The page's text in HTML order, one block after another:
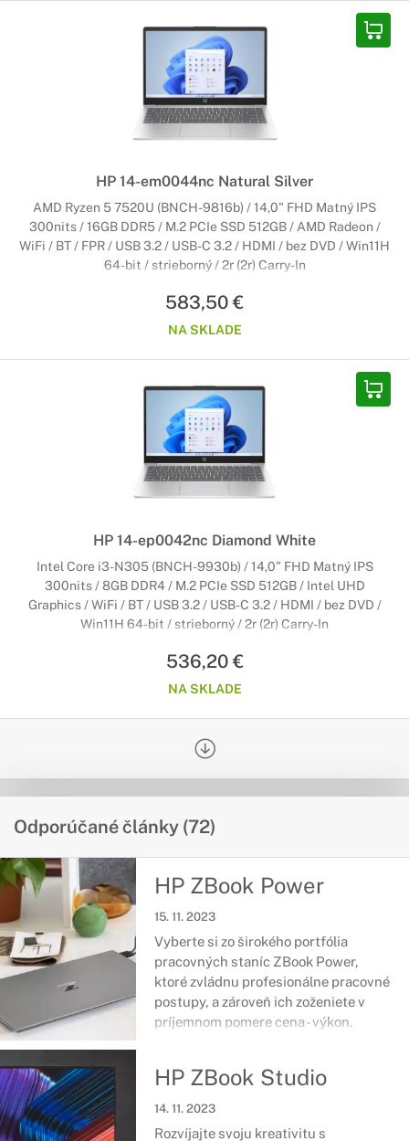
HP 14-em0044nc Natural Silver
AMD Ryzen 5 7520U (BNCH-9816b) / 14,0" FHD Matný IPS
300nits / 16GB DDR5 / M.2 PCIe SSD 512GB / AMD Radeon /
WiFi / BT / FPR / USB 3.2 / USB-C 3.2 / HDMI / bez DVD / Win11H
64-bit / strieborný / 2r (2r) Carry-In
583,50 €
NA SKLADE
HP 14-ep0042nc Diamond White
Intel Core i3-N305 (BNCH-9930b) / 14,0" FHD Matný IPS
300nits / 8GB DDR4 / M.2 PCIe SSD 512GB / Intel UHD
Graphics / WiFi / BT / USB 3.2 / USB-C 3.2 / HDMI / bez DVD /
Win11H 64-bit / strieborný / 2r (2r) Carry-In
536,20 €
NA SKLADE
Odporúčané články (72)
HP ZBook Power
15. 11. 2023
Vyberte si zo širokého portfólia
pracovných staníc ZBook Power,
ktoré zvládnu profesionálne pracovné
postupy, a zároveň ich zoženiete v
príjemnom pomere cena - výkon.
certifikáciou odolnosti vás podržia aj
v ťažkých chvíľach každodenných
HP ZBook Studio
14. 11. 2023
Rozvíjajte svoju kreativitu s